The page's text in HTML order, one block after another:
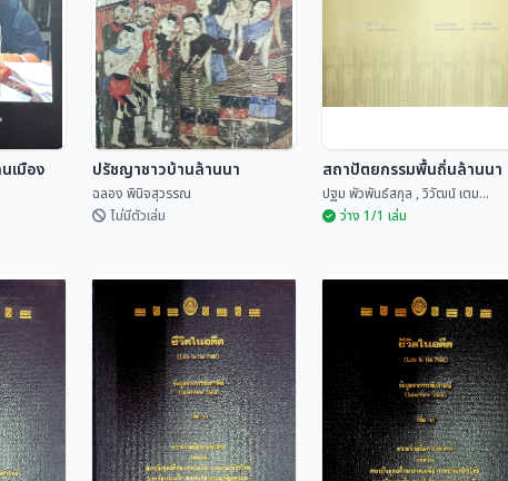
คน
เมือง
ปรัชญาชาวบ้านล้านนา
ฉลอง พินิจสุวรรณ
ปรัชญาชาวบ้านล้านนา
ฉลอง พินิจสุวรรณ
ไม่มีตัวเล่ม
สถาปัตยกรรมพื้นถิ่นล้าน
นา
ปฐม พัวพันธ์สกุล , วิวัฒน์ เตม...
สถาปัตยกรรมพื้นถิ่นล้านนา
ปฐม พัวพันธ์สกุล , วิวัฒน์ เตม...
ว่าง 1/1 เล่ม